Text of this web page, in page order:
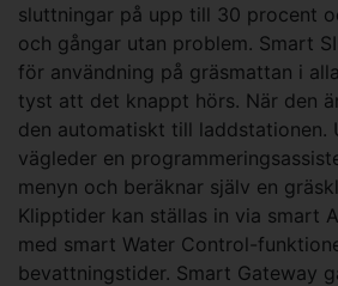
sluttningar på upp till 30 procent
och gångar utan problem. Smart
för användning på gräsmattan i
tyst att det knappt hörs. När den
den automatiskt till laddstationen.
vägleder en
menyn och beräknar själv en
Klipptider kan ställas in via smart
med smart Water Control-
bevattningstider. Smart Gateway